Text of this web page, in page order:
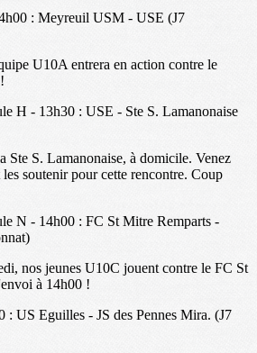
: Meyreuil USM - USE (J7
U10A entrera en action contre le
H - 13h30 : USE - Ste S. Lamanonaise
S. Lamanonaise, à domicile. Venez
soutenir pour cette rencontre. Coup
N - 14h00 : FC St Mitre Remparts -
nos jeunes U10C jouent contre le FC St
à 14h00 !
: US Eguilles - JS des Pennes Mira. (J7